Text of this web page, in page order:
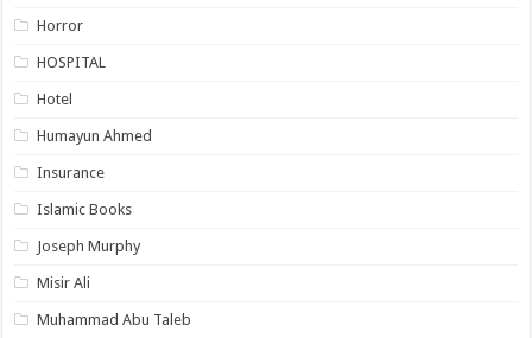
Horror
HOSPITAL
Hotel
Humayun Ahmed
Insurance
Islamic Books
Joseph Murphy
Misir Ali
Muhammad Abu Taleb